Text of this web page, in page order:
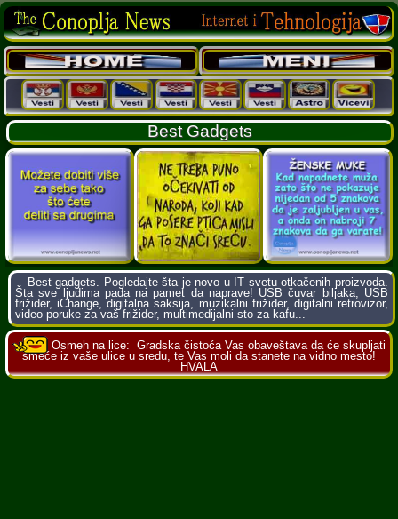
Best Gadgets
Best gadgets. Pogledajte šta je novo u IT svetu otkačenih proizvoda.
Šta sve ljudima pada na pamet da naprave! USB čuvar biljaka, USB
frižider, iChange, digitalna saksija, muzikalni frižider, digitalni retrovizor,
video poruke za vaš frižider, multimedijalni sto za kafu...
Osmeh na lice: Gradska čistoća Vas obaveštava da će skupljati
smeće iz vaše ulice u sredu, te Vas moli da stanete na vidno mesto!
HVALA